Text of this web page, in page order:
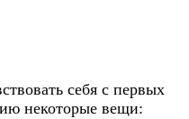
себя с первых
некоторые вещи: